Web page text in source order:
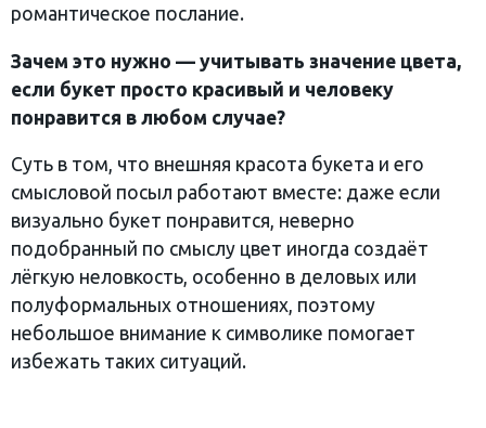
романтическое послание.
Зачем это нужно — учитывать значение цвета,
если букет просто красивый и человеку
понравится в любом случае?
Суть в том, что внешняя красота букета и его
смысловой посыл работают вместе: даже если
визуально букет понравится, неверно
подобранный по смыслу цвет иногда создаёт
лёгкую неловкость, особенно в деловых или
полуформальных отношениях, поэтому
небольшое внимание к символике помогает
избежать таких ситуаций.